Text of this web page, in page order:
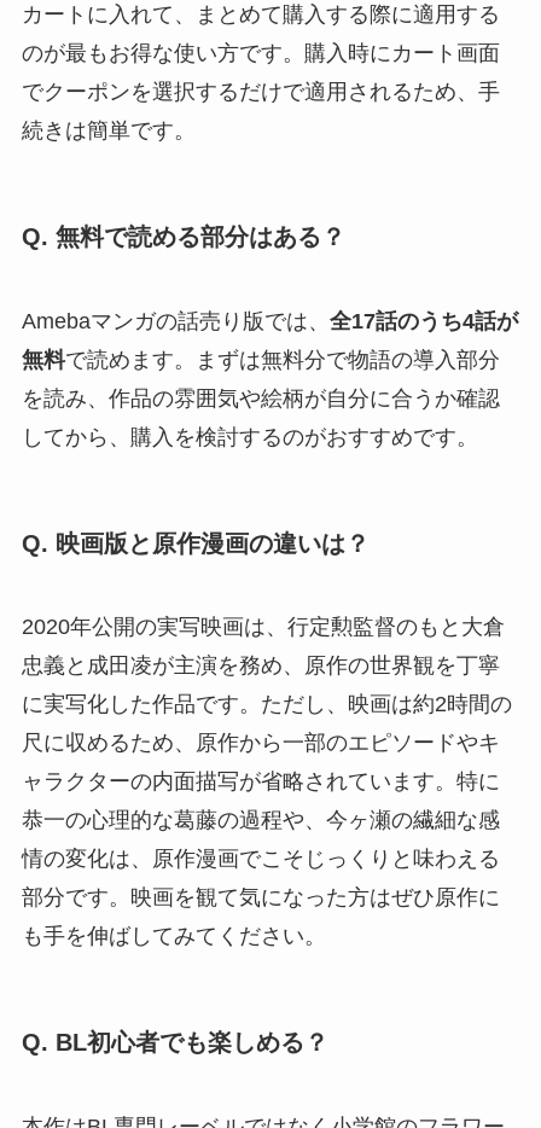
カートに入れて、まとめて購入する際に適用する
のが最もお得な使い方です。購入時にカート画面
でクーポンを選択するだけで適用されるため、手
続きは簡単です。
Q. 無料で読める部分はある？
Amebaマンガの話売り版では、 全17話のうち4話が
無料で読めます。まずは無料分で物語の導入部分
を読み、作品の雰囲気や絵柄が自分に合うか確認
してから、購入を検討するのがおすすめです。
Q. 映画版と原作漫画の違いは？
2020年公開の実写映画は、行定勲監督のもと大倉
忠義と成田凌が主演を務め、原作の世界観を丁寧
に実写化した作品です。ただし、映画は約2時間の
尺に収めるため、原作から一部のエピソードやキ
ャラクターの内面描写が省略されています。特に
恭一の心理的な葛藤の過程や、今ヶ瀬の繊細な感
情の変化は、原作漫画でこそじっくりと味わえる
部分です。映画を観て気になった方はぜひ原作に
も手を伸ばしてみてください。
Q. BL初心者でも楽しめる？